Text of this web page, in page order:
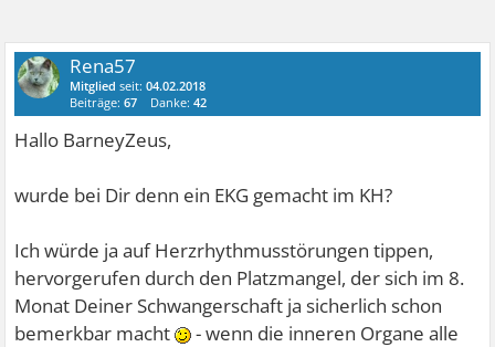
Rena57
Mitglied seit:04.02.2018
Beiträge:67 Danke:42
Hallo BarneyZeus,
wurde bei Dir denn ein EKG gemacht im KH?
Ich würde ja auf Herzrhythmusstörungen tippen,
hervorgerufen durch den Platzmangel, der sich im 8.
Monat Deiner Schwangerschaft ja sicherlich schon
bemerkbar macht
- wenn die inneren Organe alle